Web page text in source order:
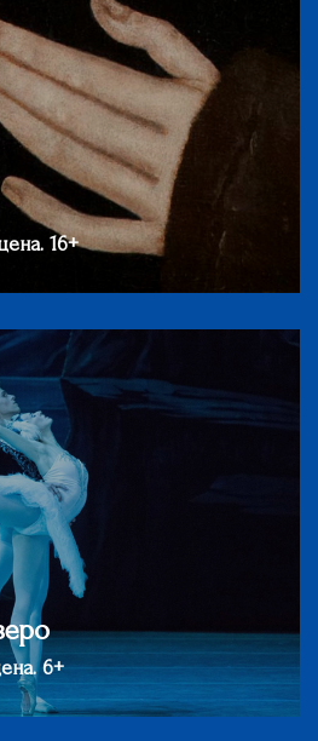
16+
6+